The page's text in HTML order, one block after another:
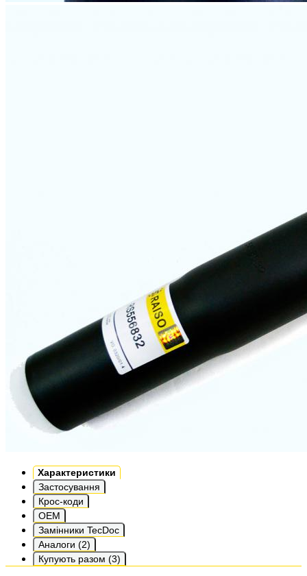
Характеристики
Застосування
Крос-коди
OEM
Замінники TecDoc
Аналоги (2)
Купують разом (3)